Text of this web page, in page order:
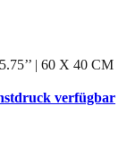
| 60 X 40 CM
verfügbar